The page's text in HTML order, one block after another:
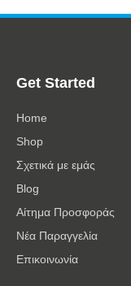
Get Started
Home
Shop
Σχετικά με εμάς
Blog
Αίτημα Προσφοράς
Νέα Παραγγελία
Επικοινωνία